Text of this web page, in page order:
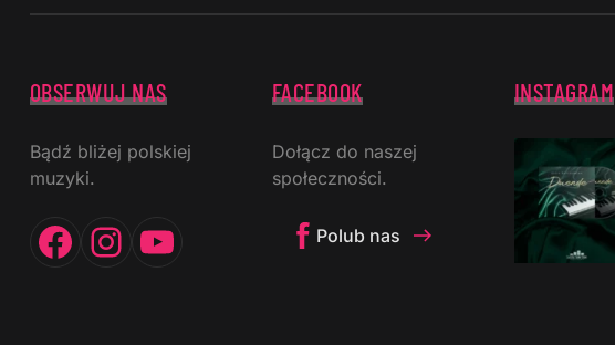
OBSERWUJ NAS
Bądź bliżej polskiej
muzyki.
Facebook
Instagram
YouTube
FACEBOOK
Dołącz do naszej
społeczności.
Polub nas
INSTAGRAM